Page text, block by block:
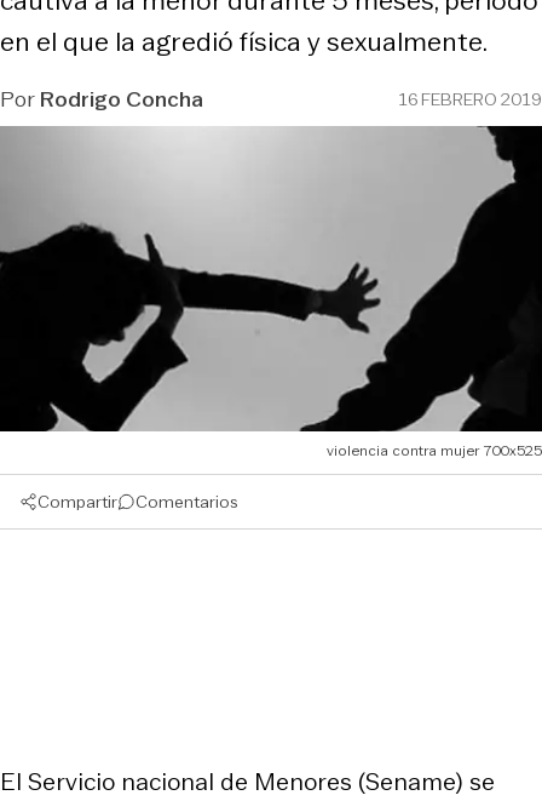
en el que la agredió física y sexualmente.
PorRodrigo Concha 16 FEBRERO 2019
violencia contra mujer 700x525
Compartir Comentarios
El Servicio nacional de Menores (Sename) se